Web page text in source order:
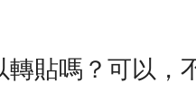
轉貼嗎？可以，